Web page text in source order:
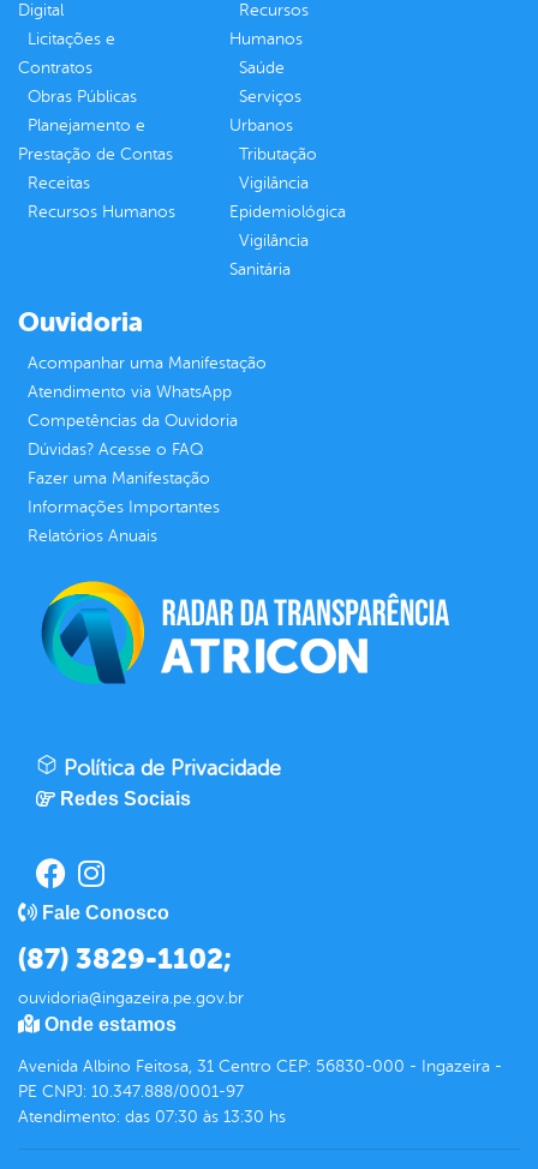
Digital
Licitações e
Contratos
Obras Públicas
Planejamento e
Prestação de Contas
Receitas
Recursos Humanos
Recursos
Humanos
Saúde
Serviços
Urbanos
Tributação
Vigilância
Epidemiológica
Vigilância
Sanitária
Ouvidoria
Acompanhar uma Manifestação
Atendimento via WhatsApp
Competências da Ouvidoria
Dúvidas? Acesse o FAQ
Fazer uma Manifestação
Informações Importantes
Relatórios Anuais
Política de Privacidade
Redes Sociais
Fale Conosco
(87) 3829-1102;
ouvidoria@ingazeira.pe.gov.br
Onde estamos
Avenida Albino Feitosa, 31 Centro CEP: 56830-000 - Ingazeira -
PE CNPJ: 10.347.888/0001-97
Atendimento: das 07:30 às 13:30 hs